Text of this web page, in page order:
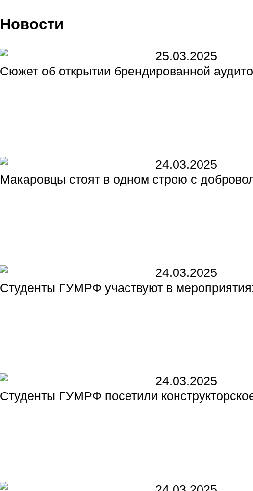
Новости
25.03.2025
Сюжет об открытии брендированной
24.03.2025
Макаровцы стоят в одном строю с
24.03.2025
Студенты ГУМРФ участвуют в
24.03.2025
Студенты ГУМРФ посетили